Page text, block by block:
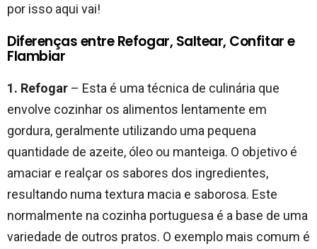
por isso aqui vai!
Diferenças entre Refogar, Saltear, Confitar e
Flambiar
1. Refogar – Esta é uma técnica de culinária que
envolve cozinhar os alimentos lentamente em
gordura, geralmente utilizando uma pequena
quantidade de azeite, óleo ou manteiga. O objetivo é
amaciar e realçar os sabores dos ingredientes,
resultando numa textura macia e saborosa. Este
normalmente na cozinha portuguesa é a base de uma
variedade de outros pratos. O exemplo mais comum é